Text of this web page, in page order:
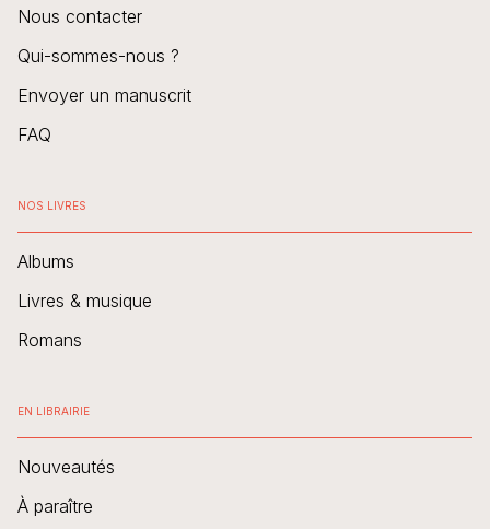
Nous contacter
Qui-sommes-nous ?
Envoyer un manuscrit
FAQ
NOS LIVRES
Albums
Livres & musique
Romans
EN LIBRAIRIE
Nouveautés
À paraître